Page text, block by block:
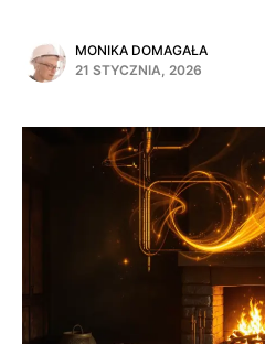
MONIKA DOMAGAŁA
21 STYCZNIA, 2026